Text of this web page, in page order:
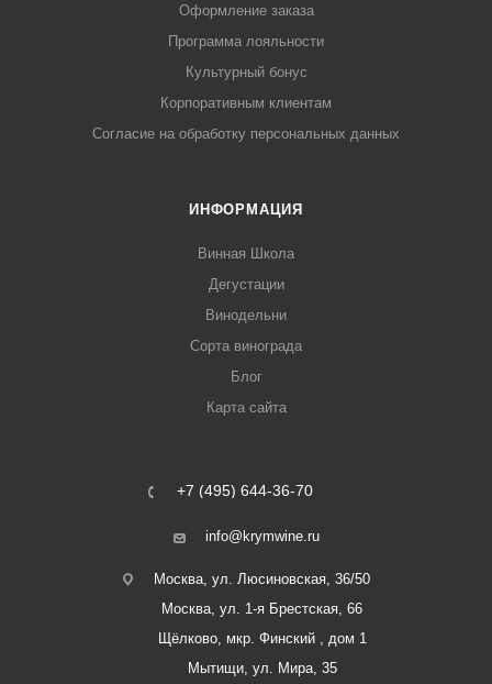
Оформление заказа
Программа лояльности
Культурный бонус
Корпоративным клиентам
Согласие на обработку персональных данных
ИНФОРМАЦИЯ
Винная Школа
Дегустации
Винодельни
Сорта винограда
Блог
Карта сайта
+7 (495) 644-36-70
info@krymwine.ru
Москва, ул. Люсиновская, 36/50
Москва, ул. 1-я Брестская, 66
Щёлково, мкр. Финский , дом 1
Мытищи, ул. Мира, 35